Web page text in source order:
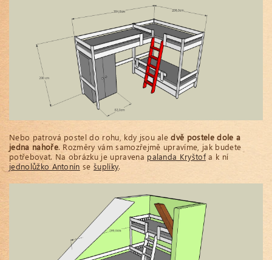
Nebo patrová postel do rohu, kdy jsou aledvě postele dole a
jedna nahoře. Rozměry vám samozřejmě upravíme, jak budete
potřebovat. Na obrázku je upravena palanda Kryštofa k ní
jednolůžko Antonín sešuplíky.